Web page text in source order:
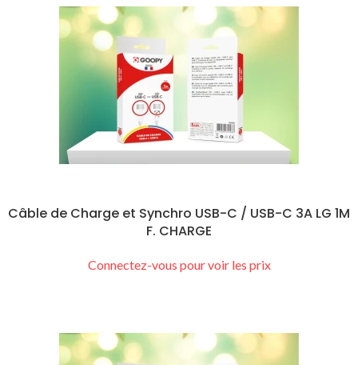
Câble de Charge et Synchro USB-C / USB-C 3A LG 1M
F. CHARGE
Connectez-vous pour voir les prix